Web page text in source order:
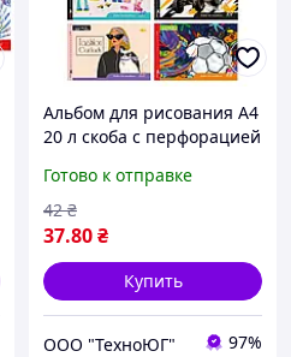
Альбом для рисования А4
20 л скоба с перфорацией
Готово к отправке
37.80₴
42 ₴
Купить
ООО "ТехноЮГ" 97%